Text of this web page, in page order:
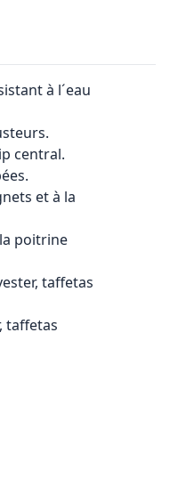
à l´eau
central.
et à la
poitrine
taffetas
taffetas